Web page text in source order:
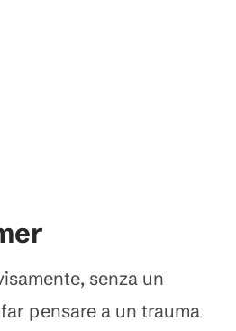
senza un
pensare a un trauma